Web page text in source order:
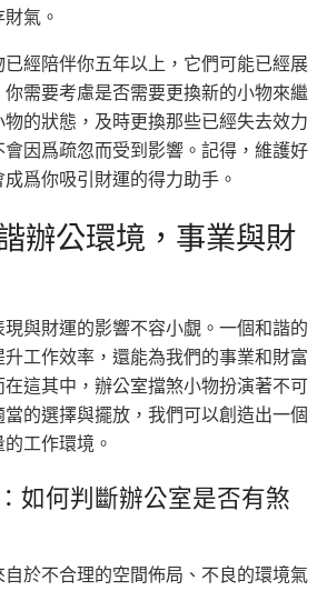
氣。
經陪伴你五年以上，它們可能已經展
需要考慮是否需要更換新的小物來繼
的狀態，及時更換那些已經失去效力
因爲疏忽而受到影響。記得，維護好
爲你吸引財運的得力助手。
辦公環境，事業與財
與財運的影響不容小覷。一個和諧的
工作效率，還能為我們的事業和財富
這其中，辦公室擋煞小物扮演著不可
的選擇與擺放，我們可以創造出一個
工作環境。
如何判斷辦公室是否有煞
於不合理的空間佈局、不良的環境氣